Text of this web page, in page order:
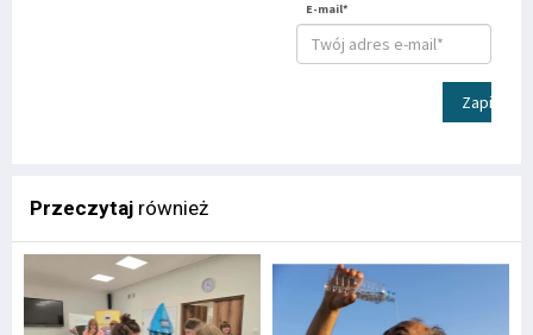
E-mail*
Zapisz
Przeczytaj również